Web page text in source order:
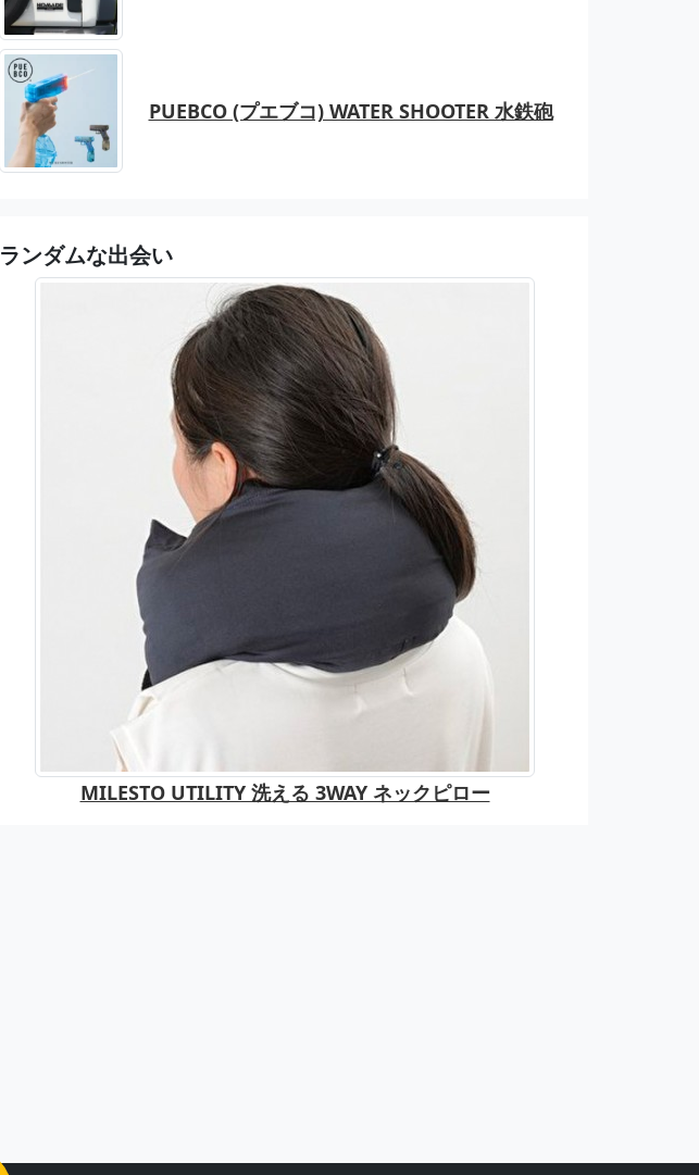
PUEBCO (プエブコ) WATER SHOOTER 水鉄砲
ランダムな出会い
MILESTO UTILITY 洗える 3WAY ネックピロー